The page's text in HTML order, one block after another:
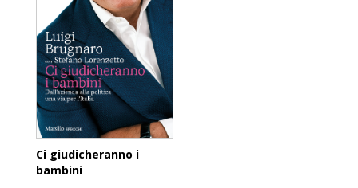
Ci giudicheranno i
bambini